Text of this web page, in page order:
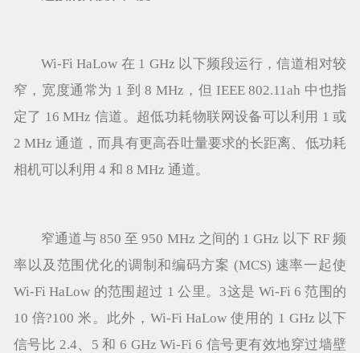
Wi-Fi HaLow 在 1 GHz 以下频段运行，信道相对较
窄，宽度通常为 1 到 8 MHz，但 IEEE 802.11ah 中也指
定了 16 MHz 信道。超低功耗物联网设备可以利用 1 或
2 MHz 通道，而具有更高吞吐量要求的长距离、低功耗
相机可以利用 4 和 8 MHz 通道。
窄通道与 850 至 950 MHz 之间的 1 GHz 以下 RF 频
率以及范围优化的调制和编码方案 (MCS) 速率一起使
Wi-Fi HaLow 的范围超过 1 公里。3这是 Wi-Fi 6 范围的
10 倍?100 米。此外，Wi-Fi HaLow 使用的 1 GHz 以下
信号比 2.4、5 和 6 GHz Wi-Fi 6 信号更有效地穿过墙壁